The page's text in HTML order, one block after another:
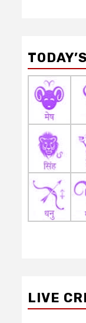
LIVE